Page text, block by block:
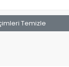
Temizle